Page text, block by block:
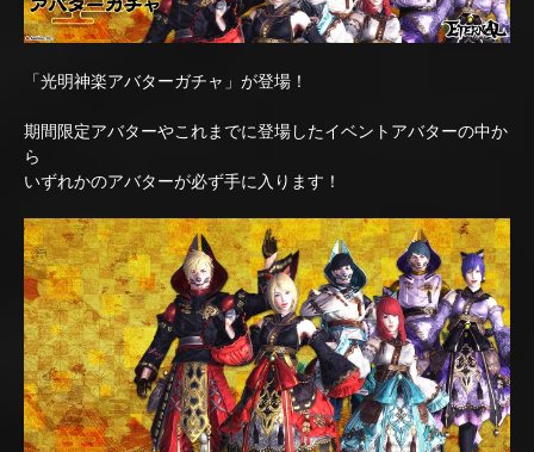
「光明神楽アバターガチャ」が登場！
期間限定アバターやこれまでに登場したイベントアバターの中か
ら
いずれかのアバターが必ず手に入ります！